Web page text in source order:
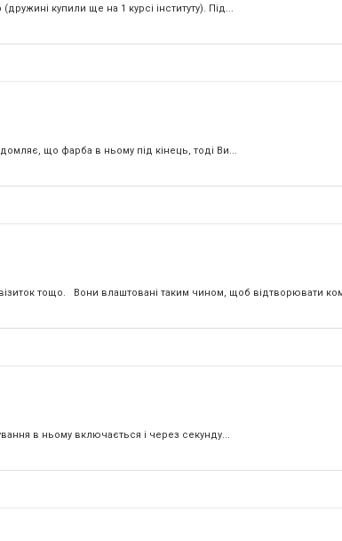
купили ще на 1 курсі інституту). Під...
що фарба в ньому під кінець, тоді Ви...
тощо. Вони влаштовані таким чином, щоб відтворювати
в ньому включається і через секунду...